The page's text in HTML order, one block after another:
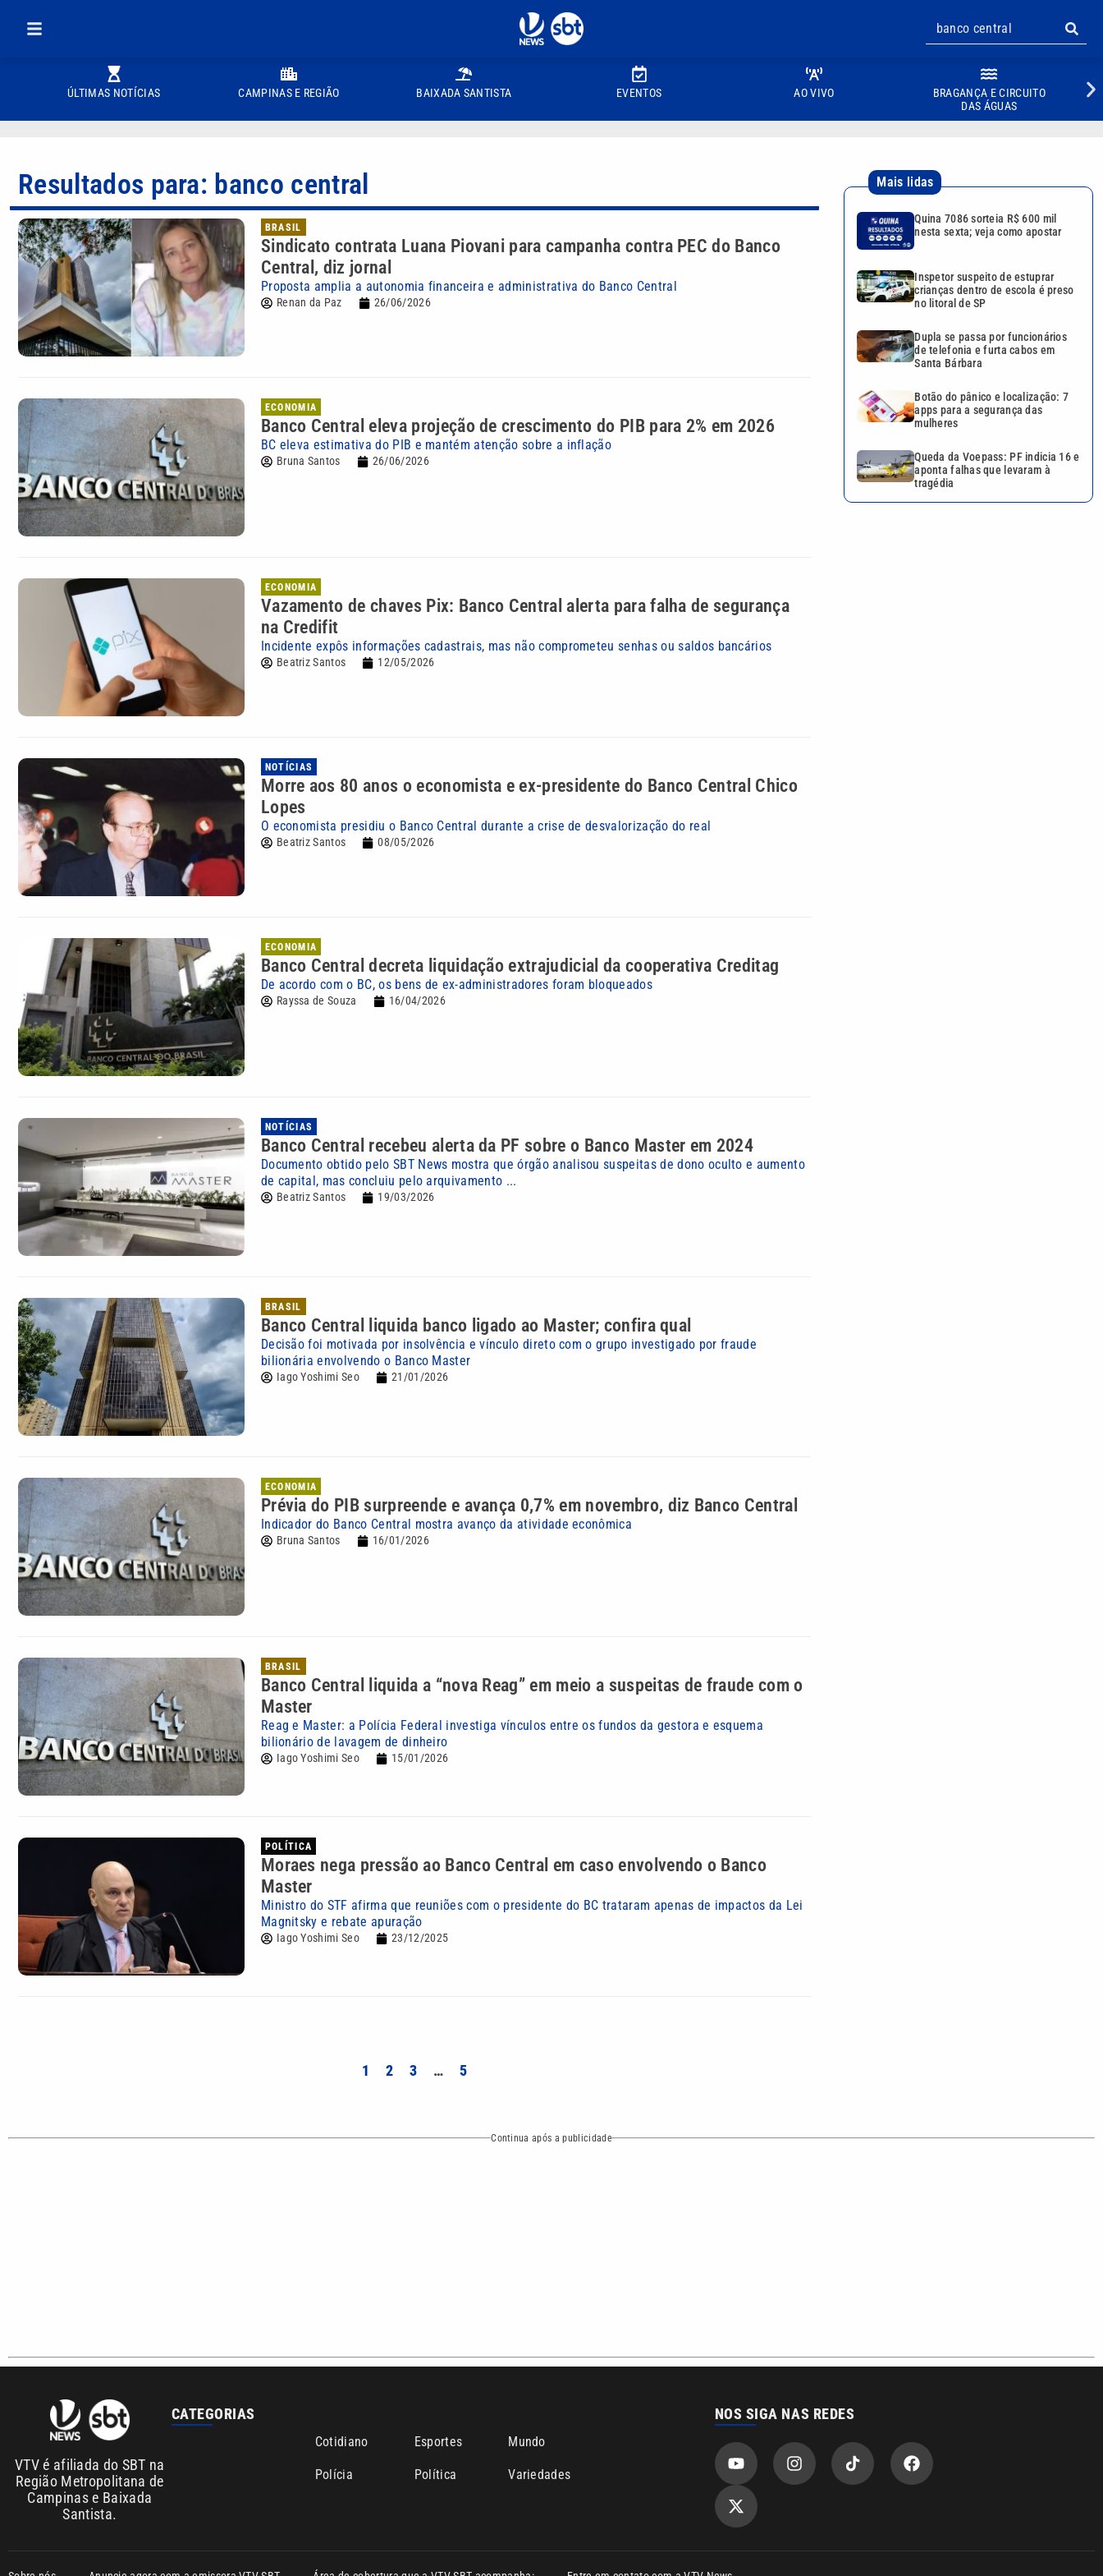
ÚLTIMAS NOTÍCIAS CAMPINAS E REGIÃO BAIXADA SANTISTA EVENTOS AO VIVO
BRAGANÇA E CIRCUITO
DAS ÁGUAS
Resultados para: banco central
BRASIL
Sindicato contrata Luana Piovani para campanha contra PEC do Banco
Central, diz jornal
Proposta amplia a autonomia financeira e administrativa do Banco Central
Renan da Paz 26/06/2026
ECONOMIA
Banco Central eleva projeção de crescimento do PIB para 2% em 2026
BC eleva estimativa do PIB e mantém atenção sobre a inflação
Bruna Santos 26/06/2026
ECONOMIA
Vazamento de chaves Pix: Banco Central alerta para falha de segurança
na Credifit
Incidente expôs informações cadastrais, mas não comprometeu senhas ou saldos bancários
Beatriz Santos 12/05/2026
NOTÍCIAS
Morre aos 80 anos o economista e ex-presidente do Banco Central Chico
Lopes
O economista presidiu o Banco Central durante a crise de desvalorização do real
Beatriz Santos 08/05/2026
ECONOMIA
Banco Central decreta liquidação extrajudicial da cooperativa Creditag
De acordo com o BC, os bens de ex-administradores foram bloqueados
Rayssa de Souza 16/04/2026
NOTÍCIAS
Banco Central recebeu alerta da PF sobre o Banco Master em 2024
Documento obtido pelo SBT News mostra que órgão analisou suspeitas de dono oculto e aumento
de capital, mas concluiu pelo arquivamento ...
Beatriz Santos 19/03/2026
BRASIL
Banco Central liquida banco ligado ao Master; confira qual
Decisão foi motivada por insolvência e vínculo direto com o grupo investigado por fraude
bilionária envolvendo o Banco Master
Iago Yoshimi Seo 21/01/2026
ECONOMIA
Prévia do PIB surpreende e avança 0,7% em novembro, diz Banco Central
Indicador do Banco Central mostra avanço da atividade econômica
Bruna Santos 16/01/2026
BRASIL
Banco Central liquida a “nova Reag” em meio a suspeitas de fraude com o
Master
Reag e Master: a Polícia Federal investiga vínculos entre os fundos da gestora e esquema
bilionário de lavagem de dinheiro
Iago Yoshimi Seo 15/01/2026
POLÍTICA
Moraes nega pressão ao Banco Central em caso envolvendo o Banco
Master
Ministro do STF afirma que reuniões com o presidente do BC trataram apenas de impactos da Lei
Magnitsky e rebate apuração
Iago Yoshimi Seo 23/12/2025
1 2 3 … 5
Mais lidas
Quina 7086 sorteia R$ 600 mil
nesta sexta; veja como apostar
Inspetor suspeito de estuprar
crianças dentro de escola é preso
no litoral de SP
Dupla se passa por funcionários
de telefonia e furta cabos em
Santa Bárbara
Botão do pânico e localização: 7
apps para a segurança das
mulheres
Queda da Voepass: PF indicia 16 e
aponta falhas que levaram à
tragédia
Continua após a publicidade
Sobre nós Anuncie agora com a emissora VTV SBT Área de cobertura que a VTV SBT acompanha: Entre em contato com a VTV News
Copyright © 2026. Todos os direitos reservados | Empresa de Comunicação PRM Ltda – CNPJ: 01.773.119.0001-60